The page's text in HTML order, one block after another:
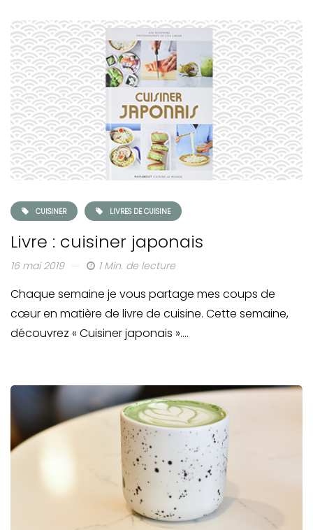
CUISINER LIVRES DE CUISINE
Livre : cuisiner japonais
16 mai 2019 1 Min. de lecture
Chaque semaine je vous partage mes coups de
cœur en matière de livre de cuisine. Cette semaine,
découvrez « Cuisiner japonais »….